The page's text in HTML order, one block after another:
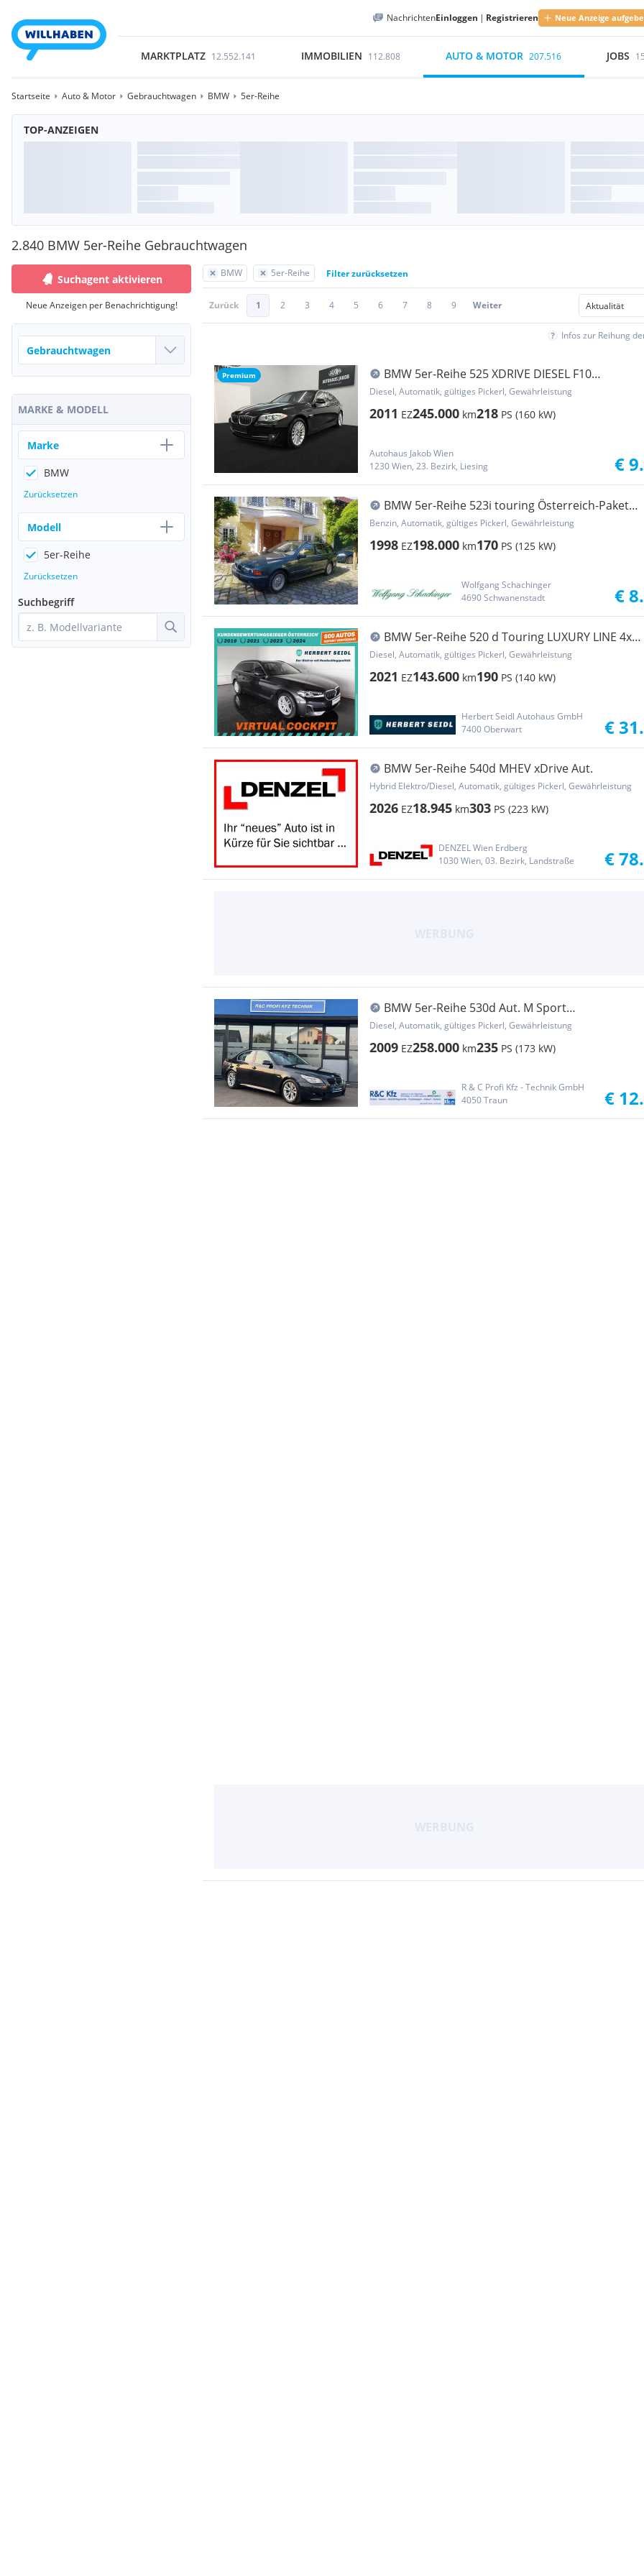
NachrichtenEinloggen | Registrieren Neue Anzeige
MARKTPLATZ 12.552.141 IMMOBILIEN 112.808 AUTO & MOTOR 207.516 JOBS
Startseite Auto & Motor Gebrauchtwagen BMW 5er-Reihe
TOP-ANZEIGEN
2.840 BMW 5er-Reihe Gebrauchtwagen
BMW 5er-Reihe Filter zurücksetzen
Zurück 1 2 3 4 5 6 7 8 9 Weiter
Infos zur Reihung
Premium
BMW 5er-Reihe 525 XDRIVE DIESEL F10
****AUTOMATIK-TEMPOMAT-KA...
Diesel, Automatik, gültiges Pickerl, Gewährleistung
2011 EZ245.000 km218 PS (160 kW)
Autohaus Jakob Wien
1230 Wien, 23. Bezirk, Liesing
€
BMW 5er-Reihe 523i touring Österreich-Paket
Aut.
Benzin, Automatik, gültiges Pickerl, Gewährleistung
1998 EZ198.000 km170 PS (125 kW)
Wolfgang Schachinger
4690 Schwanenstadt
€
BMW 5er-Reihe 520 d Touring LUXURY LINE 4x4
Aut *VOLL LED / N...
Diesel, Automatik, gültiges Pickerl, Gewährleistung
2021 EZ143.600 km190 PS (140 kW)
Herbert Seidl Autohaus GmbH
7400 Oberwart
€
BMW 5er-Reihe 540d MHEV xDrive Aut.
Hybrid Elektro/Diesel, Automatik, gültiges Pickerl, Gewährleistung
2026 EZ18.945 km303 PS (223 kW)
DENZEL Wien Erdberg
1030 Wien, 03. Bezirk, Landstraße
€
BMW 5er-Reihe 530d Aut. M Sport
Edition/Softclose/Memory
Diesel, Automatik, gültiges Pickerl, Gewährleistung
2009 EZ258.000 km235 PS (173 kW)
R & C Profi Kfz - Technik GmbH
4050 Traun
€
Suchagent aktivieren
Neue Anzeigen per Benachrichtigung!
MARKE & MODELL
Marke
BMW
Zurücksetzen
Modell
5er-Reihe
Zurücksetzen
Suchbegriff